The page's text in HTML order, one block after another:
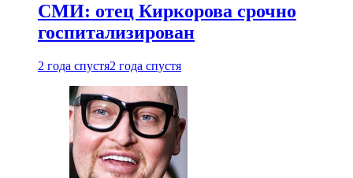
СМИ: отец Киркорова срочно
госпитализирован
2 года спустя2 года спустя